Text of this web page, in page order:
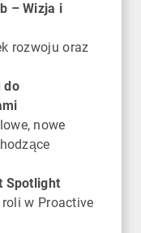
– Wizja i
rozwoju oraz
do
nowe
Spotlight
w Proactive